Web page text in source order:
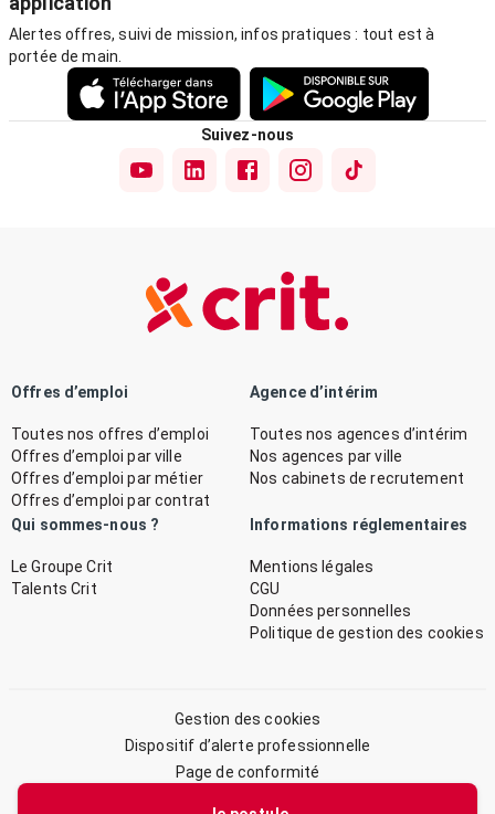
Alertes offres, suivi de mission, infos pratiques : tout est à
portée de main.
Suivez-nous
Offres d’emploi
Toutes nos offres d’emploi
Offres d’emploi par ville
Offres d’emploi par métier
Offres d’emploi par contrat
Agence d’intérim
Toutes nos agences d’intérim
Nos agences par ville
Nos cabinets de recrutement
Qui sommes-nous ?
Le Groupe Crit
Talents Crit
Informations réglementaires
Mentions légales
CGU
Données personnelles
Politique de gestion des cookies
Gestion des cookies
Dispositif d’alerte professionnelle
Page de conformité